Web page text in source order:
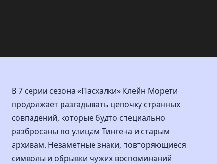
В 7 серии сезона «Пасхалки» Клейн Морети
продолжает разгадывать цепочку странных
совпадений, которые будто специально
разбросаны по улицам Тингена и старым
архивам. Незаметные знаки, повторяющиеся
символы и обрывки чужих воспоминаний